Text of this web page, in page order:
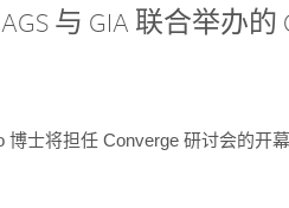
与 GIA 联合举办的
博士将担任 Converge 研讨会的开